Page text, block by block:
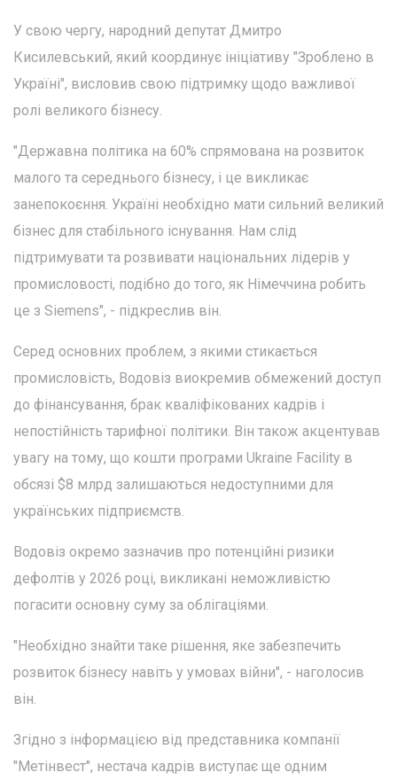
У свою чергу, народний депутат Дмитро
Кисилевський, який координує ініціативу "Зроблено в
Україні", висловив свою підтримку щодо важливої
ролі великого бізнесу.
"Державна політика на 60% спрямована на розвиток
малого та середнього бізнесу, і це викликає
занепокоєння. Україні необхідно мати сильний великий
бізнес для стабільного існування. Нам слід
підтримувати та розвивати національних лідерів у
промисловості, подібно до того, як Німеччина робить
це з Siemens", - підкреслив він.
Серед основних проблем, з якими стикається
промисловість, Водовіз виокремив обмежений доступ
до фінансування, брак кваліфікованих кадрів і
непостійність тарифної політики. Він також акцентував
увагу на тому, що кошти програми Ukraine Facility в
обсязі $8 млрд залишаються недоступними для
українських підприємств.
Водовіз окремо зазначив про потенційні ризики
дефолтів у 2026 році, викликані неможливістю
погасити основну суму за облігаціями.
"Необхідно знайти таке рішення, яке забезпечить
розвиток бізнесу навіть у умовах війни", - наголосив
він.
Згідно з інформацією від представника компанії
"Метінвест", нестача кадрів виступає ще одним